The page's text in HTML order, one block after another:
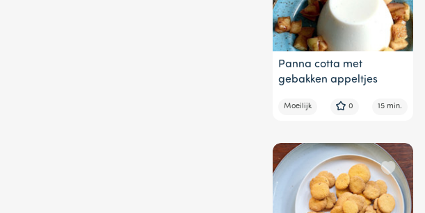
Panna cotta met
gebakken appeltjes
Moeilijk 0 15 min.